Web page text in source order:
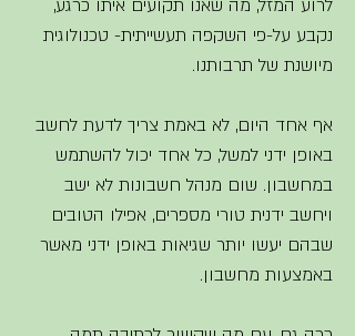
לרוע המזל, מה שאנו תקועים איתו כרגע,
נקבע על-פי השקפה תעשייתית- טכנולוגית
מיושנת של תרבותנו.
אף אחד היום, לא באמת צריך לדעת לחשב
באופן ידני למשל, כל אחד יכול להשתמש
במחשבון. שום מנהל חשבונות לא ישב
ויחשב ידנית טורי מספרים, אפילו הטובים
שבהם יעשו יותר שגיאות באופן ידני מאשר
באמצעות מחשבון.